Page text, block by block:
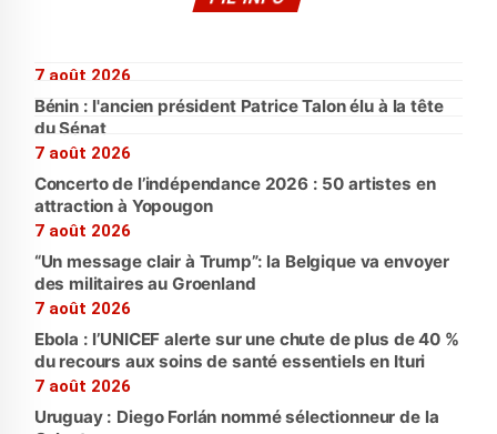
7 août 2026
Bénin : l'ancien président Patrice Talon élu à la tête
du Sénat
7 août 2026
Concerto de l’indépendance 2026 : 50 artistes en
attraction à Yopougon
7 août 2026
“Un message clair à Trump”: la Belgique va envoyer
des militaires au Groenland
7 août 2026
Ebola : l’UNICEF alerte sur une chute de plus de 40 %
du recours aux soins de santé essentiels en Ituri
7 août 2026
Uruguay : Diego Forlán nommé sélectionneur de la